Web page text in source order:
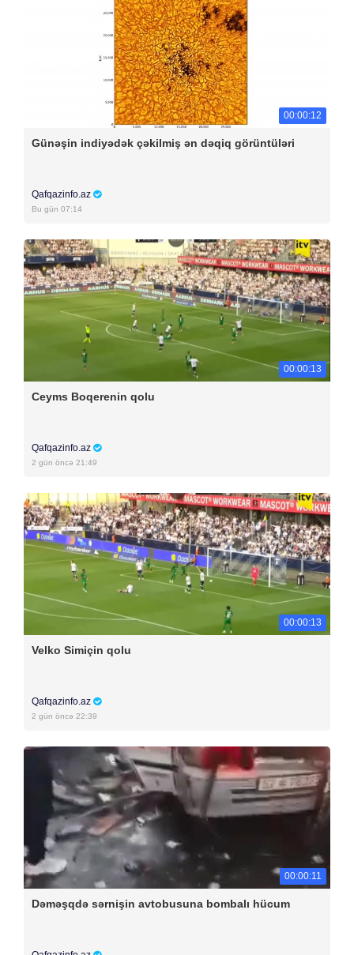
00:00:12
Günəşin indiyədək çəkilmiş ən dəqiq görüntüləri
Qafqazinfo.az
Bu gün 07:14
00:00:13
Ceyms Boqerenin qolu
Qafqazinfo.az
2 gün öncə 21:49
00:00:13
Velko Simiçin qolu
Qafqazinfo.az
2 gün öncə 22:39
00:00:11
Dəməşqdə sərnişin avtobusuna bombalı hücum